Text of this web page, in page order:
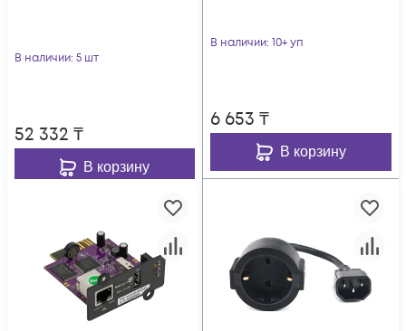
В наличии: 5 шт
52 332 ₸
В корзину
В наличии: 10+ уп
6 653 ₸
В корзину